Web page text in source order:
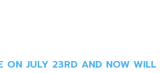
ON JULY 23RD AND NOW WILL